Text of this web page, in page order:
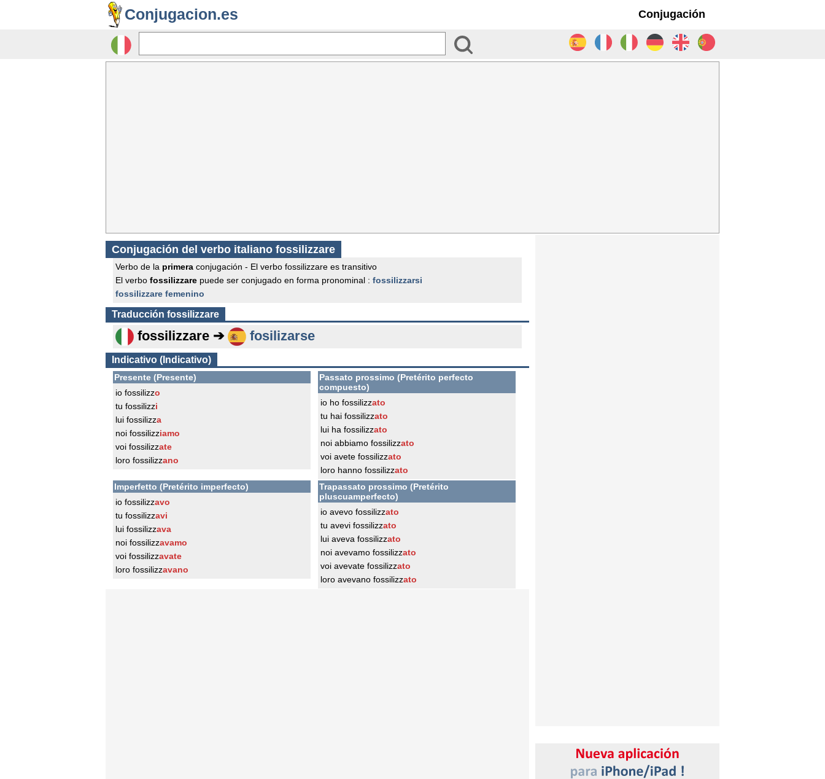
Conjugacion.es Conjugación
Conjugación del verbo italiano fossilizzare
Verbo de la primera conjugación - El verbo fossilizzare es transitivo
El verbo fossilizzare puede ser conjugado en forma pronominal : fossilizzarsi
fossilizzare femenino
Traducción fossilizzare
fossilizzare ➔ fosilizarse
Indicativo (Indicativo)
Presente (Presente)
io fossilizzo
tu fossilizzi
lui fossilizza
noi fossilizziamo
voi fossilizzate
loro fossilizzano
Passato prossimo (Pretérito perfecto
compuesto)
io ho fossilizzato
tu hai fossilizzato
lui ha fossilizzato
noi abbiamo fossilizzato
voi avete fossilizzato
loro hanno fossilizzato
Imperfetto (Pretérito imperfecto)
io fossilizzavo
tu fossilizzavi
lui fossilizzava
noi fossilizzavamo
voi fossilizzavate
loro fossilizzavano
Trapassato prossimo (Pretérito
pluscuamperfecto)
io avevo fossilizzato
tu avevi fossilizzato
lui aveva fossilizzato
noi avevamo fossilizzato
voi avevate fossilizzato
loro avevano fossilizzato